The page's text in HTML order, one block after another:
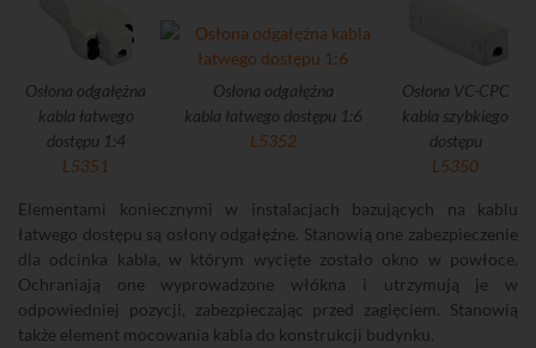
Osłona odgałęźna
kabla łatwego
dostępu 1:4
L5351
Osłona odgałęźna
kabla łatwego dostępu 1:6
L5352
Osłona VC-CPC
kabla szybkiego
dostępu
L5350
Elementami koniecznymi w instalacjach bazujących na kablu
łatwego dostępu są osłony odgałęźne. Stanowią one zabezpieczenie
dla odcinka kabla, w którym wycięte zostało okno w powłoce.
Ochraniają one wyprowadzone włókna i utrzymują je w
odpowiedniej pozycji, zabezpieczając przed zagięciem. Stanowią
także element mocowania kabla do konstrukcji budynku.